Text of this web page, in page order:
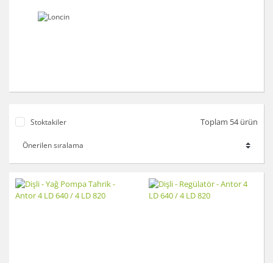
Stoktakiler Toplam 54 ürün